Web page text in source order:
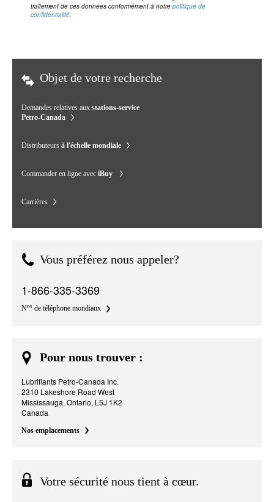
traitement de ces données conformément à notre politique de
confidentialité.
Objet de votre recherche
Demandes relatives aux stations-service
Petro-Canada
Distributeurs à l'échelle mondiale
Commander en ligne avec iBuy
Carrières
Vous préférez nous appeler?
1-866-335-3369
Nos de téléphone mondiaux
Pour nous trouver :
Lubrifiants Petro-Canada Inc.
2310 Lakeshore Road West
Mississauga, Ontario, L5J 1K2
Canada
Nos emplacements
Votre sécurité nous tient à cœur.